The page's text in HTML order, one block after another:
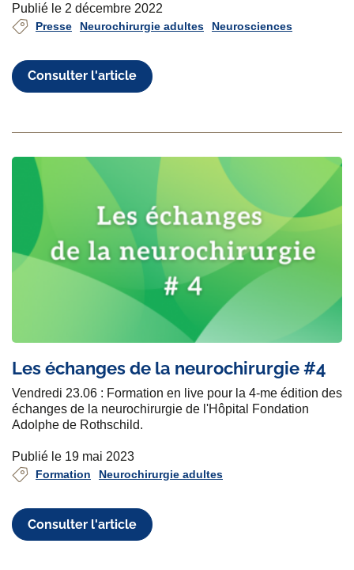
Publié le 2 décembre 2022
Presse Neurochirurgie adultes Neurosciences
Consulter l'article
Les échanges de la neurochirurgie #4
Vendredi 23.06 : Formation en live pour la 4-me édition des
échanges de la neurochirurgie de l'Hôpital Fondation
Adolphe de Rothschild.
Publié le 19 mai 2023
Formation Neurochirurgie adultes
Consulter l'article